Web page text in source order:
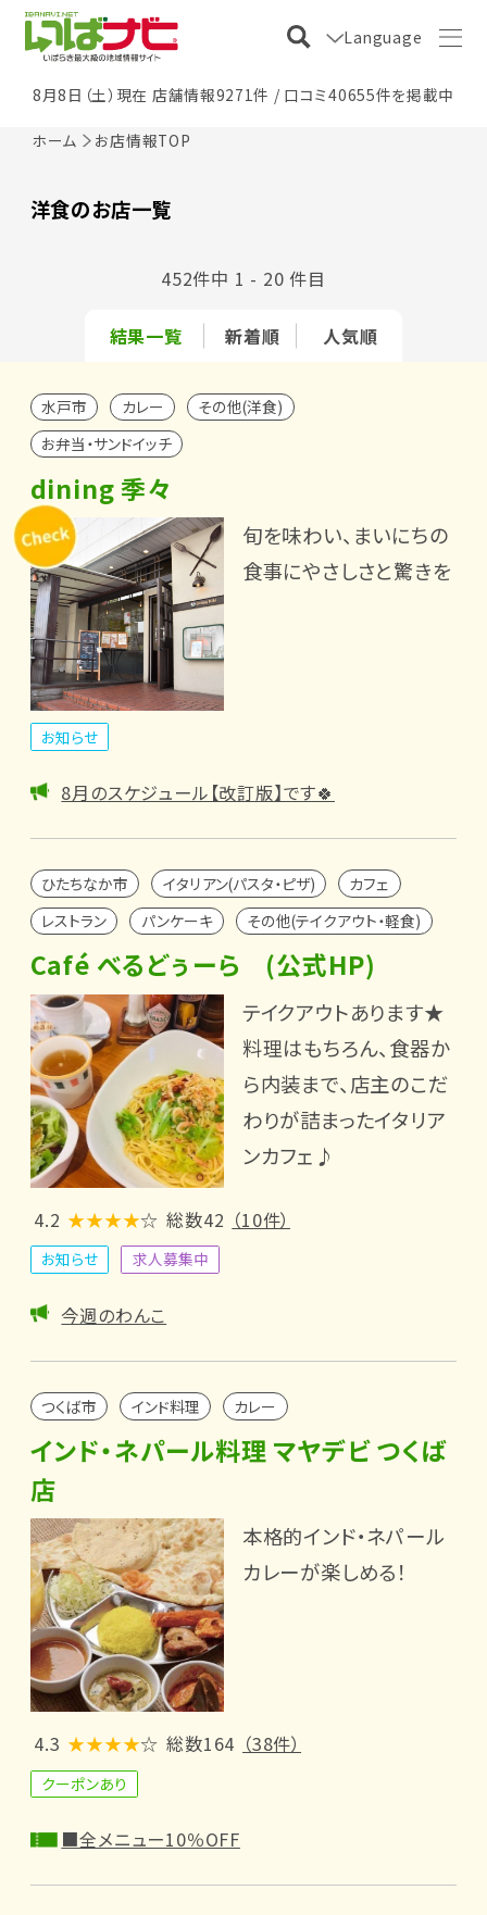
Language
8月8日（土）現在 店舗情報9271件 / 口コミ40655件を掲載中
ホーム お店情報TOP
洋食のお店一覧
結果一覧 新着順 人気順
452件中 1 - 20 件目
水戸市 カレー
その他(洋食)
お弁当・サンドイッチ
dining 季々
旬を味わい、まいにちの
食事にやさしさと驚きを
お知らせ
8月のスケジュール【改訂版】です🍀
ひたちなか市 イタリアン(パスタ・ピザ)
カフェ
レストラン
パンケーキ その他(テイクアウト・軽食)
Café べるどぅーら (公式HP)
テイクアウトあります★
料理はもちろん、食器か
ら内装まで、店主のこだ
わりが詰まったイタリア
ンカフェ♪
4.2 ★★★★☆ 総数42 （10件）
お知らせ 求人募集中
今週のわんこ
つくば市 インド料理 カレー
インド・ネパール料理 マヤデビ つくば
店
本格的インド・ネパール
カレーが楽しめる！
4.3 ★★★★☆ 総数164 （38件）
クーポンあり
■全メニュー10％OFF